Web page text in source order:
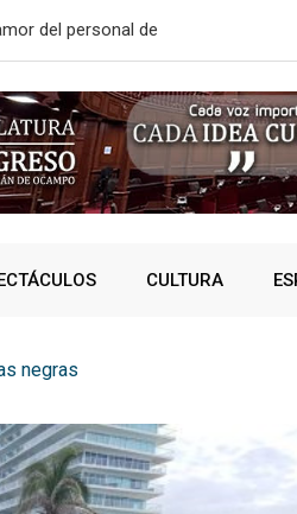
del personal de
CULTURA
negras